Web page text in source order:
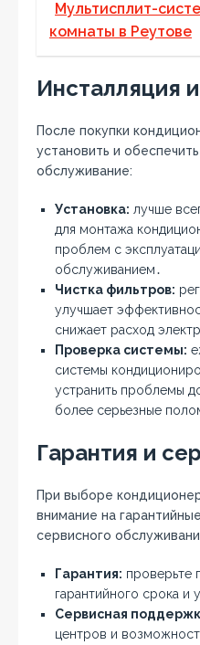
Мультисплит-
комнаты в Реутове
Инсталляция
После покупки
установить и
обслуживание:
Установка: лучше
для монтажа
проблем с
обслуживанием․
Чистка фильтров:
улучшает
снижает расход
Проверка системы:
системы
устранить проблемы
более серьезные
Гарантия и
При выборе
внимание на
сервисного
Гарантия: проверьте
гарантийного срока и
Сервисная
центров и